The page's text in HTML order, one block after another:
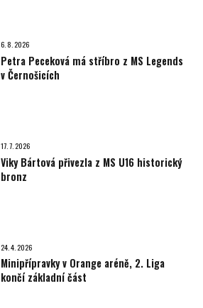
6. 8. 2026
Petra Peceková má stříbro z MS Legends
v Černošicích
17. 7. 2026
Viky Bártová přivezla z MS U16 historický
bronz
24. 4. 2026
Minipřípravky v Orange aréně, 2. Liga
končí základní část